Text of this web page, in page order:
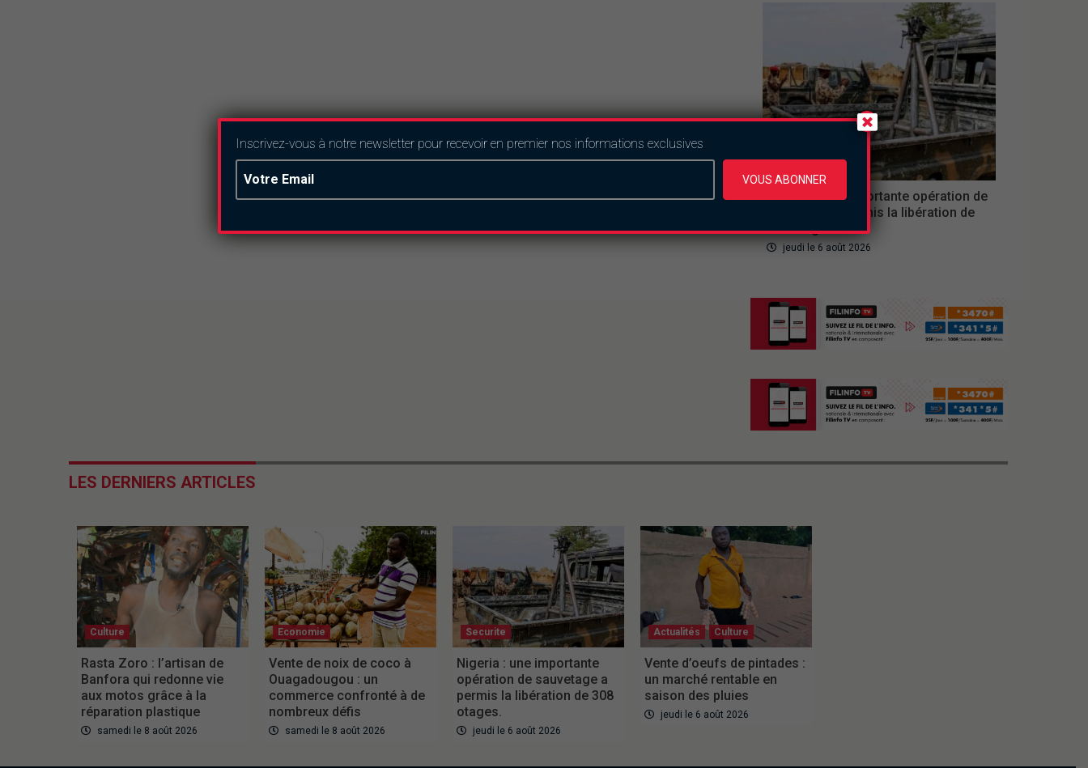
Nigeria : une importante opération de
sauvetage a permis la libération de
308 otages.
jeudi le 6 août 2026
LES DERNIERS ARTICLES
Culture
Rasta Zoro : l’artisan de
Banfora qui redonne vie
aux motos grâce à la
réparation plastique
samedi le 8 août 2026
Economie
Vente de noix de coco à
Ouagadougou : un
commerce confronté à de
nombreux défis
samedi le 8 août 2026
Securite
Nigeria : une importante
opération de sauvetage a
permis la libération de 308
otages.
jeudi le 6 août 2026
Actualités Culture
Vente d’oeufs de pintades :
un marché rentable en
saison des pluies
jeudi le 6 août 2026
Inscrivez-vous à notre newsletter pour recevoir en premier nos informations exclusives
VOUS ABONNER